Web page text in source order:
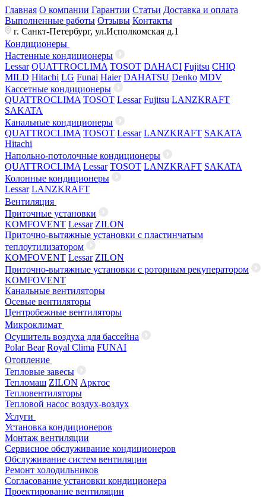
Главная О компании Гарантии Статьи Доставка и оплата
Выполненные работы Отзывы Контакты
г. Санкт-Петербург, ул.Исполкомская д.1
Кондиционеры
Настенные кондиционеры
Lessar QUATTROCLIMA TOSOT DAHACI Fujitsu CHIQ
MILD Hitachi LG Funai Haier DAHATSU Denko MDV
Кассетные кондиционеры
QUATTROCLIMA TOSOT Lessar Fujitsu LANZKRAFT
SAKATA
Канальные кондиционеры
QUATTROCLIMA TOSOT Lessar LANZKRAFT SAKATA
Hitachi
Напольно-потолочные кондиционеры
QUATTROCLIMA Lessar TOSOT LANZKRAFT SAKATA
Колонные кондиционеры
Lessar LANZKRAFT
Вентиляция
Приточные установки
KOMFOVENT Lessar ZILON
Приточно-вытяжные установки с пластинчатым
теплоутилизатором
KOMFOVENT Lessar ZILON
Приточно-вытяжные установки с роторным рекуператором
KOMFOVENT
Канальные вентиляторы
Осевые вентиляторы
Центробежные вентиляторы
Микроклимат
Осушитель воздуха для бассейна
Polar Bear Royal Clima FUNAI
Отопление
Тепловые завесы
Тепломаш ZILON Арктос
Тепловентиляторы
Тепловой насос воздух-воздух
Услуги
Установка кондиционеров
Монтаж вентиляции
Сервисное обслуживание кондиционеров
Обслуживание систем вентиляции
Ремонт холодильников
Согласование установки кондиционера
Проектирование вентиляции